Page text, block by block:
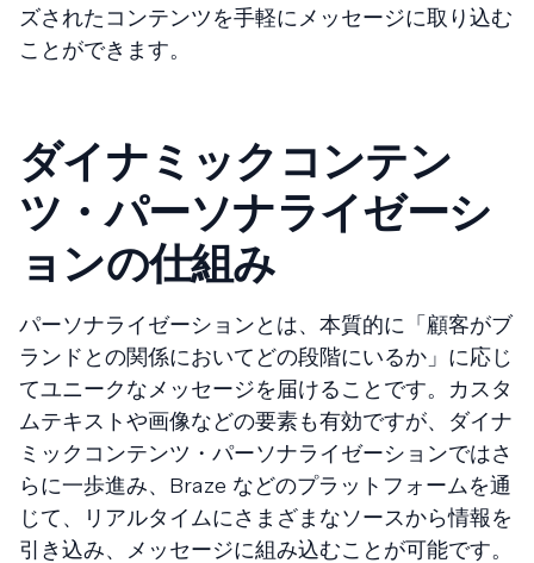
ズされたコンテンツを手軽にメッセージに取り込む
ことができます。
ダイナミックコンテン
ツ・パーソナライゼーシ
ョンの仕組み
パーソナライゼーションとは、本質的に「顧客がブ
ランドとの関係においてどの段階にいるか」に応じ
てユニークなメッセージを届けることです。カスタ
ムテキストや画像などの要素も有効ですが、ダイナ
ミックコンテンツ・パーソナライゼーションではさ
らに一歩進み、Braze などのプラットフォームを通
じて、リアルタイムにさまざまなソースから情報を
引き込み、メッセージに組み込むことが可能です。